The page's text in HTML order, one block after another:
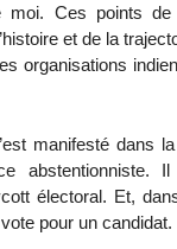
moi. Ces points de
et de la
organisations
manifesté dans
abstentionniste.
électoral. Et,
pour un candidat.